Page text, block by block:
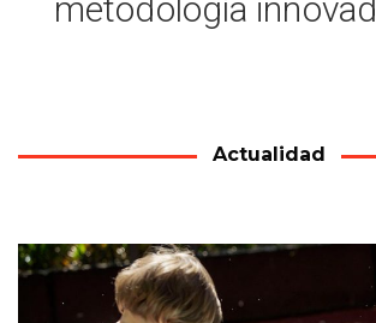
metodología
Actualidad